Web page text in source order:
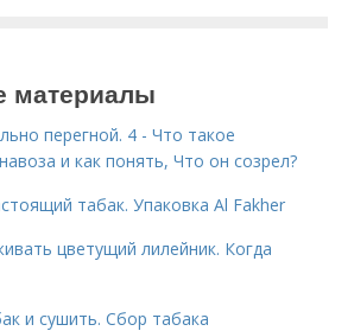
материалы
перегной. 4 - Что такое
и как понять, Что он созрел?
табак. Упаковка Al Fakher
цветущий лилейник. Когда
и сушить. Сбор табака